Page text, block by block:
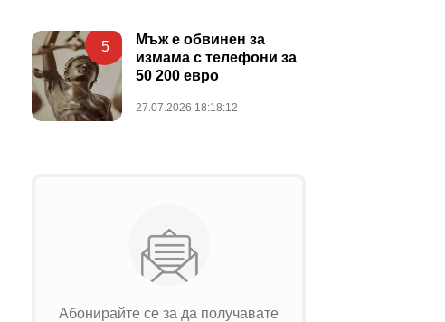
5
Мъж е обвинен за
измама с телефони за
50 200 евро
27.07.2026 18:18:12
Абонирайте се за да получавате